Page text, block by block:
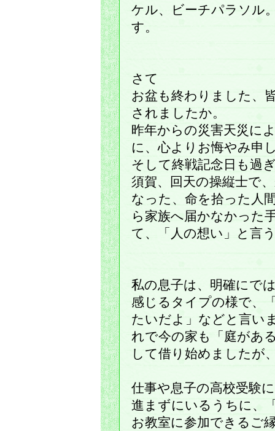
ケル、ビーチパラソル
す。
さて
お盆も終わりました、
されましたか。
昨年からの災害天災に
に、心よりお悔やみ申
そして終戦記念日も過
須賀、回天の操縦士で
なった、命を拾った人
ら家族へ届かなかった
て、「人の想い」と言
私の息子は、明確にで
感じるタイプの様で、
たいだよ」などと言い
れで今の家も「庭があ
して借り始めましたが
仕事や息子の高校受験
進まずにいるうちに、
お教室に参加できるご